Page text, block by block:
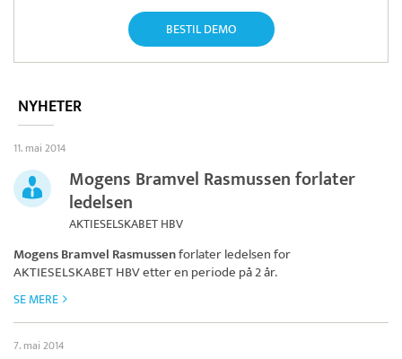
BESTIL DEMO
NYHETER
11. mai 2014
Mogens Bramvel Rasmussen forlater
ledelsen
AKTIESELSKABET HBV
Mogens Bramvel Rasmussenforlater ledelsen for
AKTIESELSKABET HBVetter en periode på 2 år.
SE MERE
7. mai 2014